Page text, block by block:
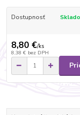
Dostupnosť
8,80 €/ks
8,38 € bez DPH